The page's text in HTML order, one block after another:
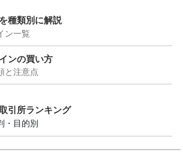
種類別に解説
ン一覧
ンの買い方
と注意点
引所ランキング
・目的別